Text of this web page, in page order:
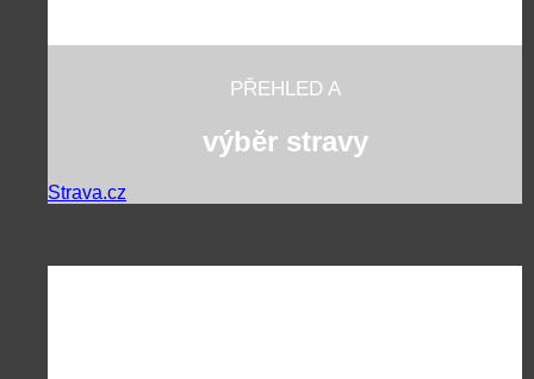
PŘEHLED A
výběr stravy
Strava.cz